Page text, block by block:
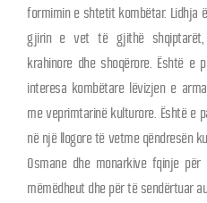
formimin e shtetit kombëtar. Lidhja
gjirin e vet të gjithë shqiptarët,
krahinore dhe shoqërore. Është e
interesa kombëtare lëvizjen e
me veprimtarinë kulturore. Është e
në një llogore të vetme qëndresën
Osmane dhe monarkive fqinje
mëmëdheut dhe për të sendërtuar